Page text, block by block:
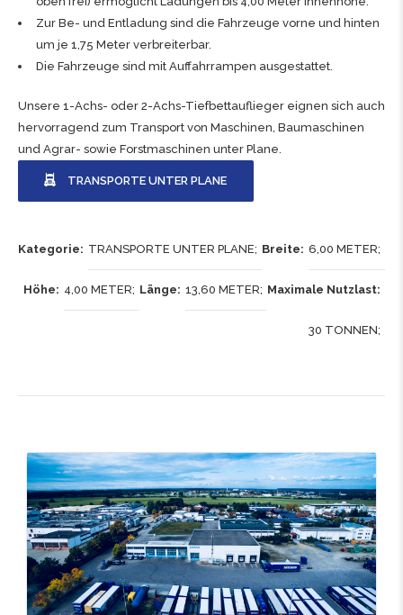
Zur Be- und Entladung sind die Fahrzeuge vorne und hinten
um je 1,75 Meter verbreiterbar.
Die Fahrzeuge sind mit Auffahrrampen ausgestattet.
Unsere 1-Achs- oder 2-Achs-Tiefbettauflieger eignen sich auch
hervorragend zum Transport von Maschinen, Baumaschinen
und Agrar- sowie Forstmaschinen unter Plane.
TRANSPORTE UNTER PLANE
Kategorie TRANSPORTE UNTER PLANE Breite 6,00 METER
Höhe 4,00 METER Länge 13,60 METER Maximale Nutzlast
30 TONNEN